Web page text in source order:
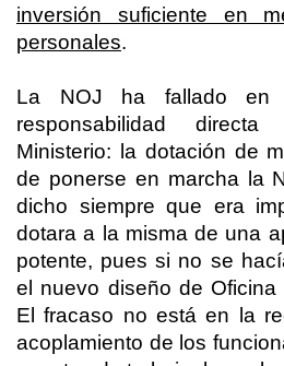
inversión suficiente en
personales.
La NOJ ha fallado en
responsabilidad
Ministerio: la dotación de
de ponerse en marcha
la
dicho siempre que era
dotara a la misma de una
potente, pues si no se
el nuevo diseño de Oficina
El fracaso no está en la
acoplamiento de los